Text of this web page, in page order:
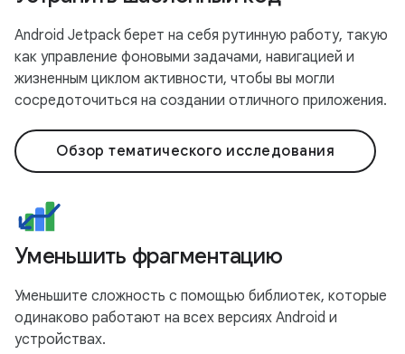
Android Jetpack берет на себя рутинную работу, такую
​​как управление фоновыми задачами, навигацией и
жизненным циклом активности, чтобы вы могли
сосредоточиться на создании отличного приложения.
Обзор тематического исследования
Уменьшить фрагментацию
Уменьшите сложность с помощью библиотек, которые
одинаково работают на всех версиях Android и
устройствах.